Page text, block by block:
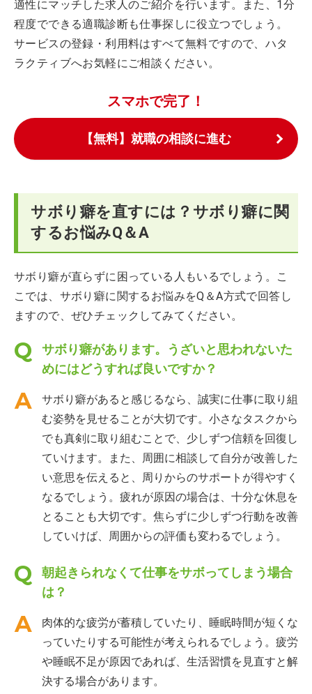
適性にマッチした求人のご紹介を行います。また、1分
程度でできる適職診断も仕事探しに役立つでしょう。
サービスの登録・利用料はすべて無料ですので、ハタ
ラクティブへお気軽にご相談ください。
スマホで完了！
【無料】就職の相談に進む
サボり癖を直すには？サボり癖に関
するお悩みQ＆A
サボり癖が直らずに困っている人もいるでしょう。こ
こでは、サボり癖に関するお悩みをQ＆A方式で回答し
ますので、ぜひチェックしてみてください。
サボり癖があります。うざいと思われないた
めにはどうすれば良いですか？
サボり癖があると感じるなら、誠実に仕事に取り組
む姿勢を見せることが大切です。小さなタスクから
でも真剣に取り組むことで、少しずつ信頼を回復し
ていけます。また、周囲に相談して自分が改善した
い意思を伝えると、周りからのサポートが得やすく
なるでしょう。疲れが原因の場合は、十分な休息を
とることも大切です。焦らずに少しずつ行動を改善
していけば、周囲からの評価も変わるでしょう。
朝起きられなくて仕事をサボってしまう場合
は？
肉体的な疲労が蓄積していたり、睡眠時間が短くな
っていたりする可能性が考えられるでしょう。疲労
や睡眠不足が原因であれば、生活習慣を見直すと解
決する場合があります。